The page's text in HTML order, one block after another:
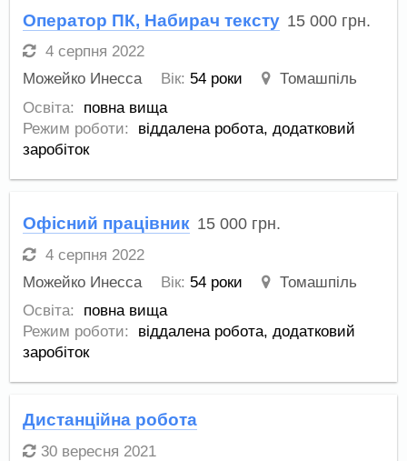
Оператор ПК, Набирач тексту 15 000 грн.
4 серпня 2022
Можейко Инесса
Вік: 54 роки
Томашпіль
Освіта:
повна вища
Режим роботи:
віддалена робота, додатковий
заробіток
Офісний працівник 15 000 грн.
4 серпня 2022
Можейко Инесса
Вік: 54 роки
Томашпіль
Освіта:
повна вища
Режим роботи:
віддалена робота, додатковий
заробіток
Дистанційна робота
30 вересня 2021